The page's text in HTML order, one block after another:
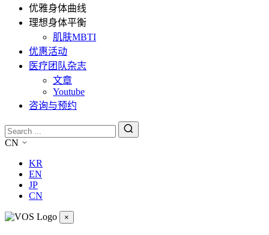
优雅身体曲线
理想身体平衡
肌肤MBTI
优惠活动
医疗团队杂志
文章
Youtube
咨询与预约
CN
KR
EN
JP
CN
×